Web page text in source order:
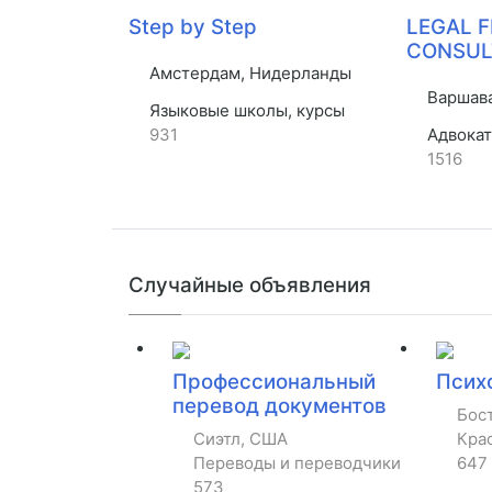
Step by Step
Амстердам, Нидерланды
Языковые школы, курсы
931
LEGAL
1516
Случайные объявления
Профессиональный
перевод документов
Сиэтл, США
Переводы и переводчики
573
647